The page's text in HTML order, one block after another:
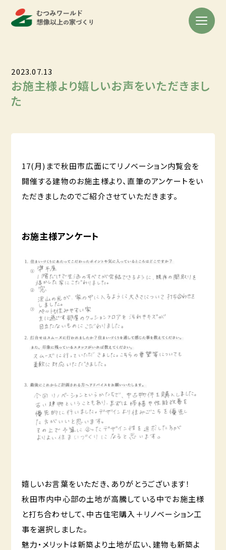
2023.07.13
お施主様より嬉しいお声をいただきまし
た
17(月)まで秋田市広面にてリノベーション内覧会を
開催する建物のお施主様より、直筆のアンケートをい
ただきましたのでご紹介させていただきます。
お施主様アンケート
嬉しいお言葉をいただき、ありがとうございます！
秋田市内中心部の土地が高騰している中でお施主様
と打ち合わせして、中古住宅購入＋リノベーション工
事を選択しました。
魅力・メリットは新築より土地が広い、建物も新築よ